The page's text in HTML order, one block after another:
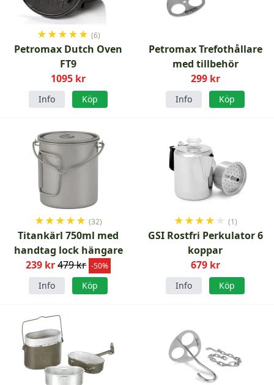
★★★★★ (6)
Petromax Dutch Oven
FT9
1095 kr
Info Köp
Petromax Trefothållare
med tillbehör
299 kr
Info Köp
★★★★★ (32)
Titankärl 750ml med
handtag lock hängare
239 kr 479 kr -50%
Info Köp
★★★★ ★ (1)
GSI Rostfri Perkulator 6
koppar
679 kr
Info Köp